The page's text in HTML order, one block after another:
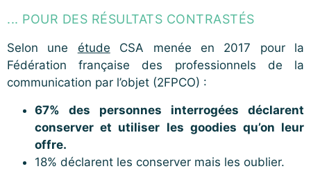
... POUR DES RÉSULTATS CONTRASTÉS
Selon une étude CSA menée en 2017 pour la
Fédération française des professionnels de la
communication par l’objet (2FPCO) :
67% des personnes interrogées déclarent
conserver et utiliser les goodies qu’on leur
offre.
18% déclarent les conserver mais les oublier.